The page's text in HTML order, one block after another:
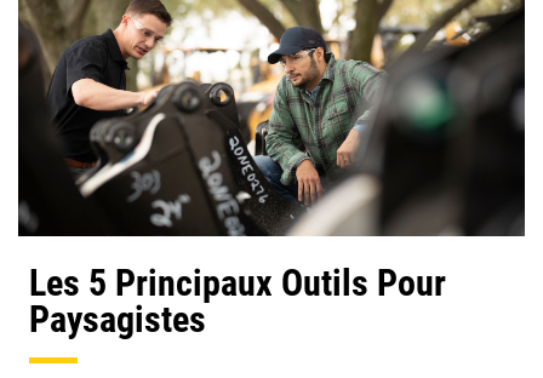
Les 5 Principaux Outils Pour
Paysagistes